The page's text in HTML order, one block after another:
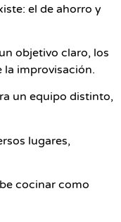
el de ahorro y
objetivo claro, los
la improvisación.
un equipo distinto,
lugares,
cocinar como